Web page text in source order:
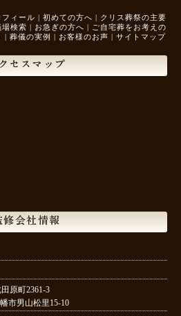
ィール | 初めての方へ | クリス葬祭の主要
場検索 | お急ぎの方へ | ご自宅葬をお考えの
| 葬儀の実例 | お客様のお声 | サイトマップ
セスマップ
修会社情報
原町2361-3
市男山松里15-10